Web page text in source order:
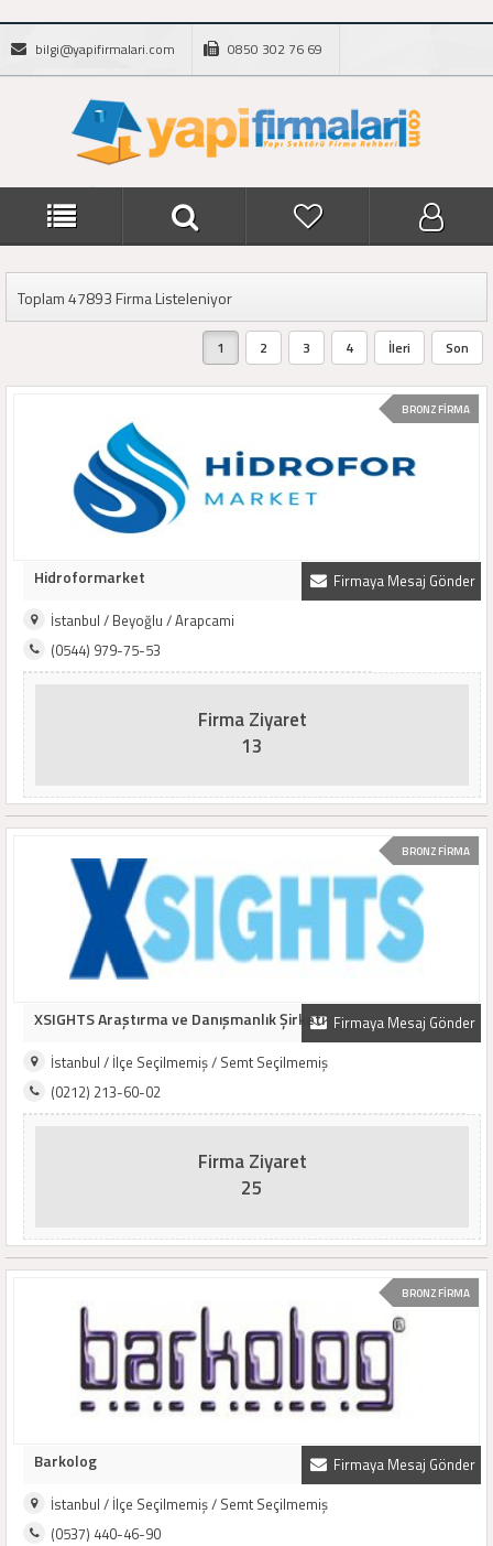
bilgi@yapifirmalari.com 0850 302 76 69
Toplam 47893 Firma Listeleniyor
1 2 3 4 İleri Son
BRONZ FİRMA
Firmaya Mesaj Gönder
Hidroformarket
İstanbul / Beyoğlu / Arapcami
(0544) 979-75-53
Firma Ziyaret
13
BRONZ FİRMA
Firmaya Mesaj Gönder
XSIGHTS Araştırma ve Danışmanlık Şirketi
İstanbul / İlçe Seçilmemiş / Semt Seçilmemiş
(0212) 213-60-02
Firma Ziyaret
25
BRONZ FİRMA
Firmaya Mesaj Gönder
Barkolog
İstanbul / İlçe Seçilmemiş / Semt Seçilmemiş
(0537) 440-46-90